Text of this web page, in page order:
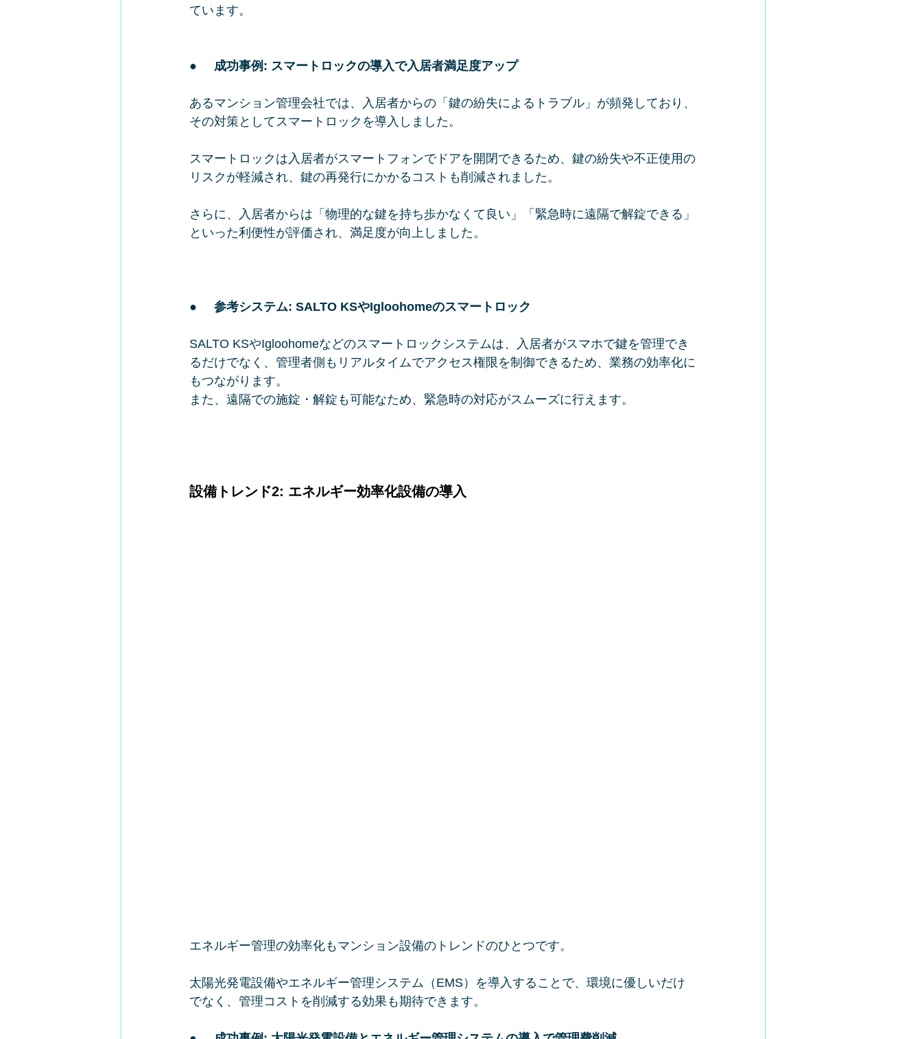
ています。
● 成功事例: スマートロックの導入で入居者満足度アップ
あるマンション管理会社では、入居者からの「鍵の紛失によるトラブル」が頻発しており、
その対策としてスマートロックを導入しました。
スマートロックは入居者がスマートフォンでドアを開閉できるため、鍵の紛失や不正使用の
リスクが軽減され、鍵の再発行にかかるコストも削減されました。
さらに、入居者からは「物理的な鍵を持ち歩かなくて良い」「緊急時に遠隔で解錠できる」
といった利便性が評価され、満足度が向上しました。
● 参考システム: SALTO KSやIgloohomeのスマートロック
SALTO KSやIgloohomeなどのスマートロックシステムは、入居者がスマホで鍵を管理でき
るだけでなく、管理者側もリアルタイムでアクセス権限を制御できるため、業務の効率化に
もつながります。
また、遠隔での施錠・解錠も可能なため、緊急時の対応がスムーズに行えます。
設備トレンド2: エネルギー効率化設備の導入
エネルギー管理の効率化もマンション設備のトレンドのひとつです。
太陽光発電設備やエネルギー管理システム（EMS）を導入することで、環境に優しいだけ
でなく、管理コストを削減する効果も期待できます。